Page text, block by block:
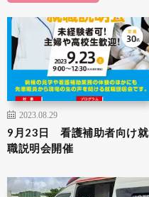
2023.08.29
9月23日 看護補助者向け就
職説明会開催